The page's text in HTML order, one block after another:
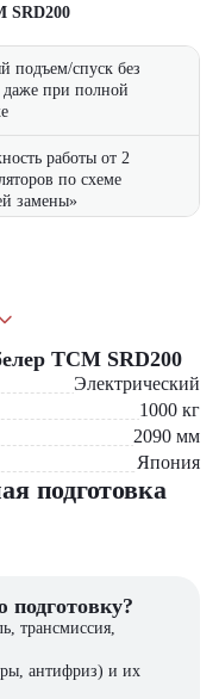
SRD200
подъем/спуск без
даже при полной
работы от 2
по схеме
замены»
двигателя к текущей
Турбо)
ресурсом
техники TCM,
вилочных
оборудования,
профессиональные
TCM SRD200
Электрический
1000 кг
2090 мм
Япония
подготовка
подготовку?
трансмиссия,
антифриз) и их